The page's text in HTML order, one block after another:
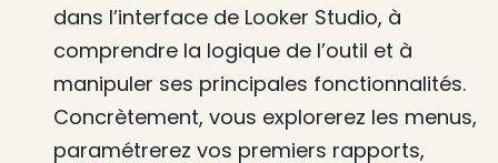
dans l’interface de Looker Studio, à
comprendre la logique de l’outil et à
manipuler ses principales fonctionnalités.
Concrètement, vous explorerez les menus,
paramétrerez vos premiers rapports,